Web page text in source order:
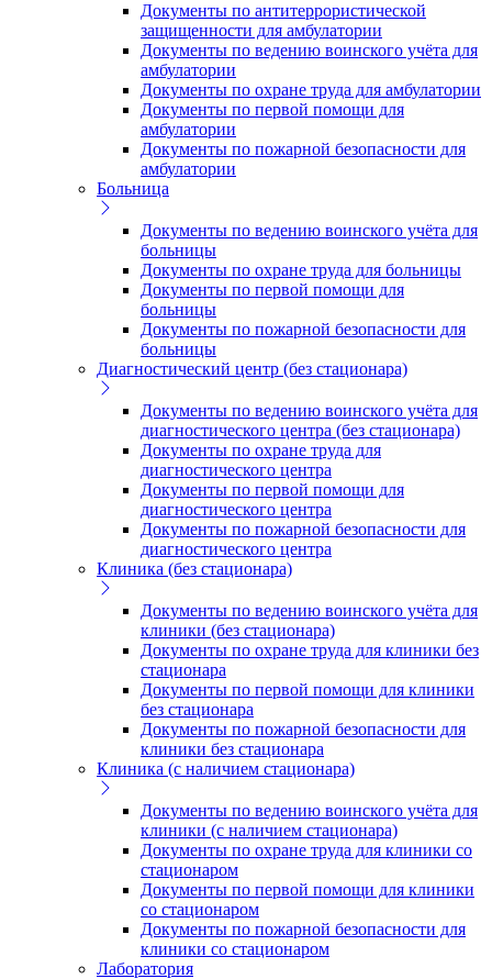
Документы по антитеррористической
защищенности для амбулатории
Документы по ведению воинского учёта для
амбулатории
Документы по охране труда для амбулатории
Документы по первой помощи для
амбулатории
Документы по пожарной безопасности для
амбулатории
Больница
Документы по ведению воинского учёта для
больницы
Документы по охране труда для больницы
Документы по первой помощи для
больницы
Документы по пожарной безопасности для
больницы
Диагностический центр (без стационара)
Документы по ведению воинского учёта для
диагностического центра (без стационара)
Документы по охране труда для
диагностического центра
Документы по первой помощи для
диагностического центра
Документы по пожарной безопасности для
диагностического центра
Клиника (без стационара)
Документы по ведению воинского учёта для
клиники (без стационара)
Документы по охране труда для клиники без
стационара
Документы по первой помощи для клиники
без стационара
Документы по пожарной безопасности для
клиники без стационара
Клиника (с наличием стационара)
Документы по ведению воинского учёта для
клиники (с наличием стационара)
Документы по охране труда для клиники со
стационаром
Документы по первой помощи для клиники
со стационаром
Документы по пожарной безопасности для
клиники со стационаром
Лаборатория